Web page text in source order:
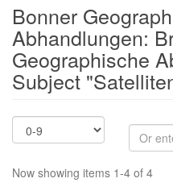
Bonner
Abhandlungen:
Geographische
Subject
Now showing items 1-4 of 4